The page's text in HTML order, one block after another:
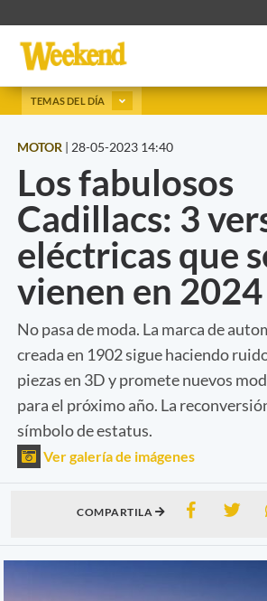
TEMAS DEL DÍA
MOTOR | 28-05-2023 14:40
Los fabulosos
Cadillacs: 3
eléctricas que
vienen en 2024
No pasa de moda. La marca de
creada en 1902 sigue haciendo
piezas en 3D y promete nuevos
para el próximo año. La
símbolo de estatus.
Ver galería de imágenes
COMPARTILA